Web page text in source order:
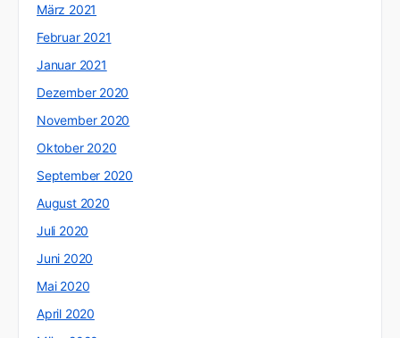
März 2021
Februar 2021
Januar 2021
Dezember 2020
November 2020
Oktober 2020
September 2020
August 2020
Juli 2020
Juni 2020
Mai 2020
April 2020